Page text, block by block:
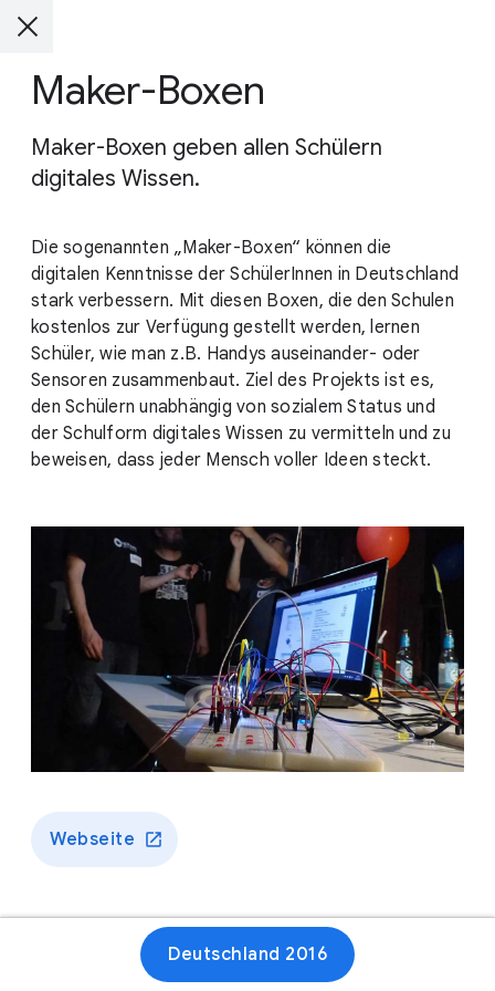
Maker-Boxen
Maker-Boxen geben allen Schülern
digitales Wissen.
Die sogenannten „Maker-Boxen“ können die
digitalen Kenntnisse der SchülerInnen in Deutschland
stark verbessern. Mit diesen Boxen, die den Schulen
kostenlos zur Verfügung gestellt werden, lernen
Schüler, wie man z.B. Handys auseinander- oder
Sensoren zusammenbaut. Ziel des Projekts ist es,
den Schülern unabhängig von sozialem Status und
der Schulform digitales Wissen zu vermitteln und zu
beweisen, dass jeder Mensch voller Ideen steckt.
Webseite
Deutschland 2016